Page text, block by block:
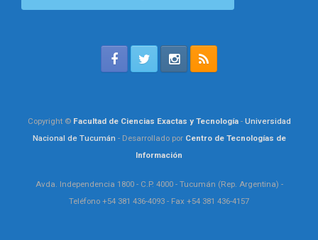
Copyright © Facultad de Ciencias Exactas y Tecnología- Universidad
Nacional de Tucumán - Desarrollado por Centro de Tecnologías de
Información
Avda. Independencia 1800 - C.P. 4000 - Tucumán (Rep. Argentina) -
Teléfono +54 381 436-4093 - Fax +54 381 436-4157